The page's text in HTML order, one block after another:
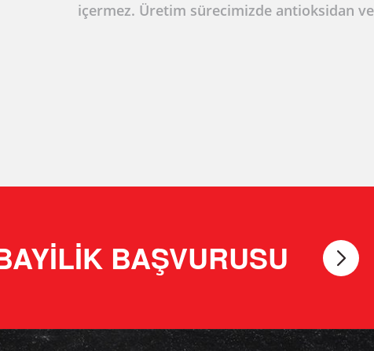
içermez. Üretim sürecimizde antioksidan
BAŞVURUSU